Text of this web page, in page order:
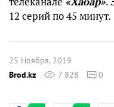
12 серий по 45 минут.
25 Ноября, 2019
Brod.kz
7 828 0